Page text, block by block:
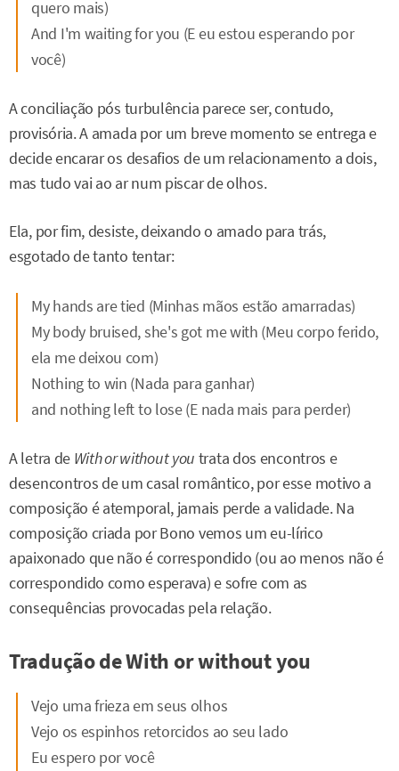
quero mais)
And I'm waiting for you (E eu estou esperando por
você)
A conciliação pós turbulência parece ser, contudo,
provisória. A amada por um breve momento se entrega e
decide encarar os desafios de um relacionamento a dois,
mas tudo vai ao ar num piscar de olhos.
Ela, por fim, desiste, deixando o amado para trás,
esgotado de tanto tentar:
My hands are tied (Minhas mãos estão amarradas)
My body bruised, she's got me with (Meu corpo ferido,
ela me deixou com)
Nothing to win (Nada para ganhar)
and nothing left to lose (E nada mais para perder)
A letra de With or without you trata dos encontros e
desencontros de um casal romântico, por esse motivo a
composição é atemporal, jamais perde a validade. Na
composição criada por Bono vemos um eu-lírico
apaixonado que não é correspondido (ou ao menos não é
correspondido como esperava) e sofre com as
consequências provocadas pela relação.
Tradução de With or without you
Vejo uma frieza em seus olhos
Vejo os espinhos retorcidos ao seu lado
Eu espero por você